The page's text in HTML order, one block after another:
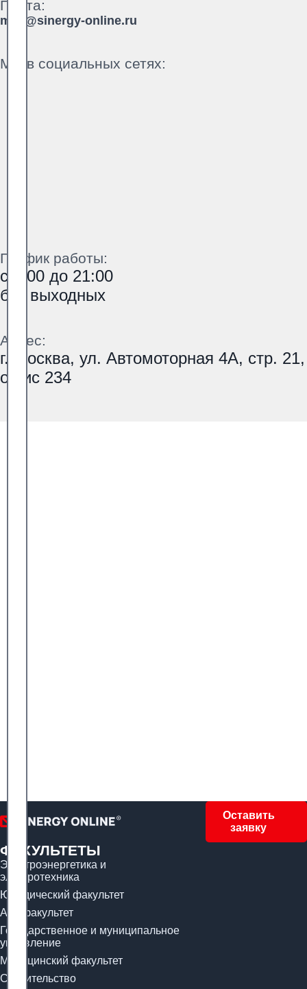
Почта:
mail@sinergy-online.ru
Мы в социальных сетях:
График работы:
с 9:00 до 21:00
без выходных
Адрес:
г. Москва, ул. Автомоторная 4А, стр. 21,
офис 234
Оставить
заявку
ФАКУЛЬТЕТЫ
Электроэнергетика и
электротехника
Юридический факультет
Арт-факультет
Государственное и муниципальное
управление
Медицинский факультет
Строительство